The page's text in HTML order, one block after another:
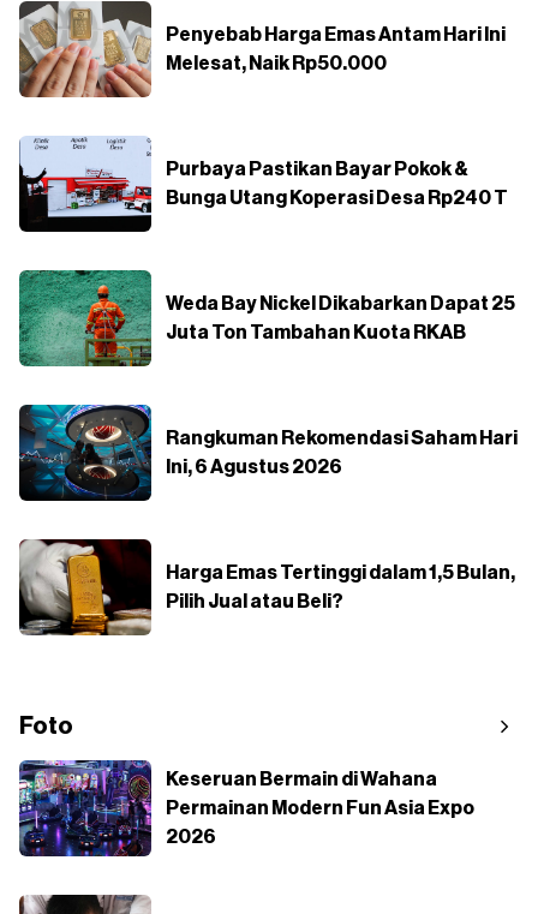
Penyebab Harga Emas Antam Hari Ini
Melesat, Naik Rp50.000
Purbaya Pastikan Bayar Pokok &
Bunga Utang Koperasi Desa Rp240 T
Weda Bay Nickel Dikabarkan Dapat 25
Juta Ton Tambahan Kuota RKAB
Rangkuman Rekomendasi Saham Hari
Ini, 6 Agustus 2026
Harga Emas Tertinggi dalam 1,5 Bulan,
Pilih Jual atau Beli?
Foto
Keseruan Bermain di Wahana
Permainan Modern Fun Asia Expo
2026